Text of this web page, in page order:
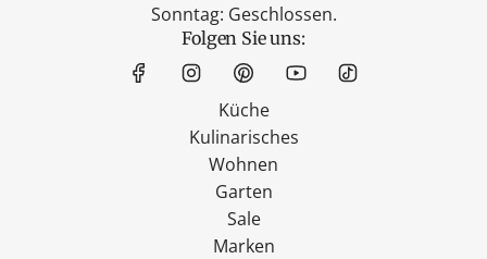
Sonntag: Geschlossen.
Folgen Sie uns:
Küche
Kulinarisches
Wohnen
Garten
Sale
Marken